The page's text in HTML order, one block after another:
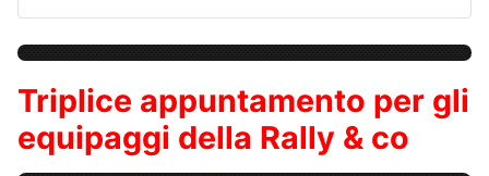
Triplice appuntamento per gli
equipaggi della Rally & co